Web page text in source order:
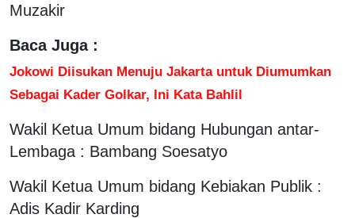
Muzakir
Baca Juga :
Jokowi Diisukan Menuju Jakarta untuk Diumumkan
Sebagai Kader Golkar, Ini Kata Bahlil
Wakil Ketua Umum bidang Hubungan antar-
Lembaga : Bambang Soesatyo
Wakil Ketua Umum bidang Kebiakan Publik :
Adis Kadir Karding